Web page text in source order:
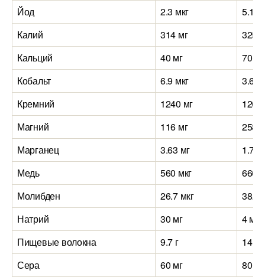
Йод
2.3 мкг
5.1
Калий
314 мг
325
Кальций
40 мг
70 мг
Кобальт
6.9 мкг
3.6
Кремний
1240 мг
120
Магний
116 мг
258
Марганец
3.63 мг
1.76
Медь
560 мкг
660
Молибден
26.7 мкг
38.5
Натрий
30 мг
4 мг
Пищевые волокна
9.7 г
14 г
Сера
60 мг
80 мг